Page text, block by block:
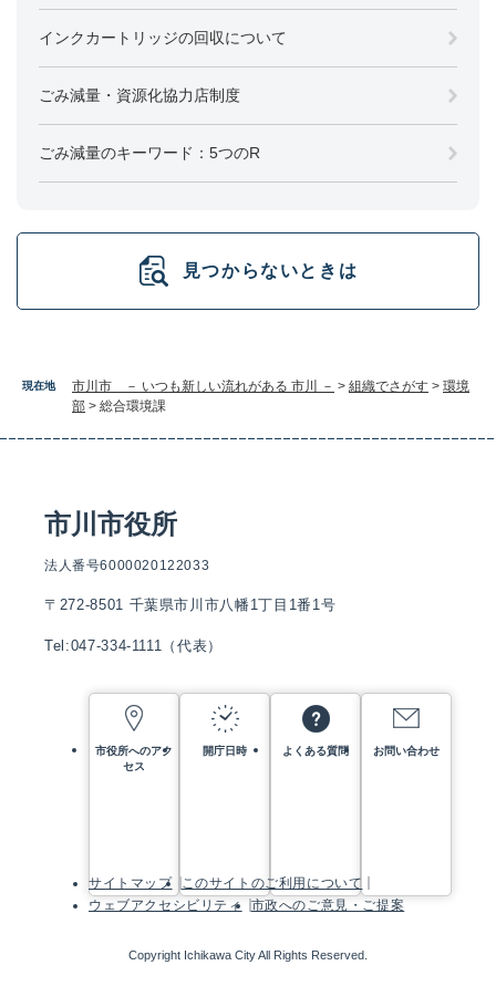
現在地 市川市 － いつも新しい流れがある 市川 － > 組織でさがす > 環境
部 > 総合環境課
インクカートリッジの回収について
ごみ減量・資源化協力店制度
ごみ減量のキーワード：5つのR
見つからないときは
市川市役所
法人番号6000020122033
〒272-8501 千葉県市川市八幡1丁目1番1号
Tel:047-334-1111（代表）
市役所へのアク
セス
開庁日時 よくある質問 お問い合わせ
サイトマップ
このサイトのご利用について
ウェブアクセシビリティ
市政へのご意見・ご提案
Copyright Ichikawa City All Rights Reserved.